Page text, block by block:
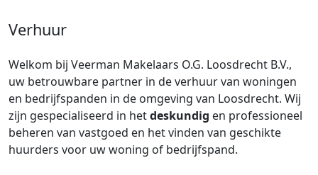
Verhuur
Welkom bij Veerman Makelaars O.G. Loosdrecht B.V.,
uw betrouwbare partner in de verhuur van woningen
en bedrijfspanden in de omgeving van Loosdrecht. Wij
zijn gespecialiseerd in hetdeskundig en professioneel
beheren van vastgoed en het vinden van geschikte
huurders voor uw woning of bedrijfspand.